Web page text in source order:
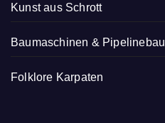
Kunst aus Schrott
Baumaschinen & Pipelinebau
Folklore Karpaten